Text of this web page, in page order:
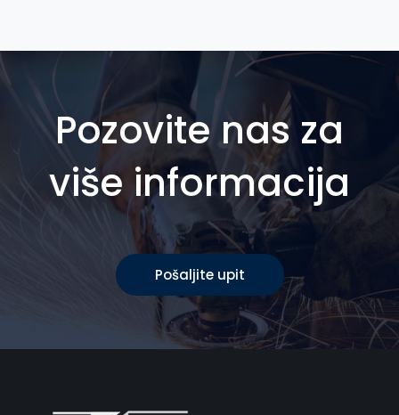
Pozovite nas za
više informacija
Pošaljite upit